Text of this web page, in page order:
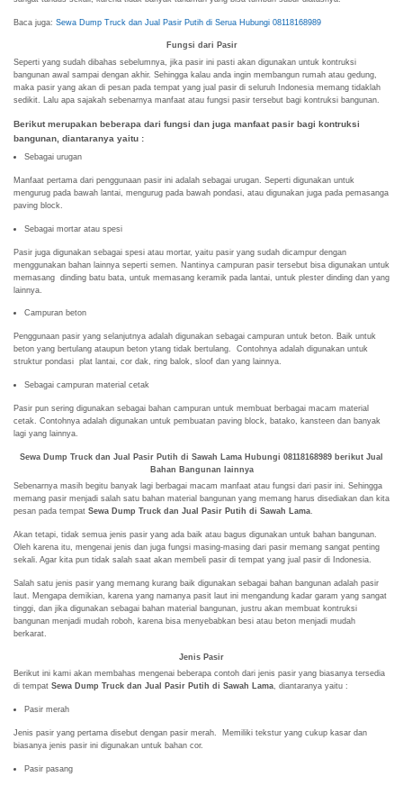
Baca juga: Sewa Dump Truck dan Jual Pasir Putih di Serua Hubungi 08118168989
Fungsi dari Pasir
Seperti yang sudah dibahas sebelumnya, jika pasir ini pasti akan digunakan untuk kontruksi
bangunan awal sampai dengan akhir. Sehingga kalau anda ingin membangun rumah atau gedung,
maka pasir yang akan di pesan pada tempat yang jual pasir di seluruh Indonesia memang tidaklah
sedikit. Lalu apa sajakah sebenarnya manfaat atau fungsi pasir tersebut bagi kontruksi bangunan.
Berikut merupakan beberapa dari fungsi dan juga manfaat pasir bagi kontruksi
bangunan, diantaranya yaitu :
Sebagai urugan
Manfaat pertama dari penggunaan pasir ini adalah sebagai urugan. Seperti digunakan untuk
mengurug pada bawah lantai, mengurug pada bawah pondasi, atau digunakan juga pada pemasanga
paving block.
Sebagai mortar atau spesi
Pasir juga digunakan sebagai spesi atau mortar, yaitu pasir yang sudah dicampur dengan
menggunakan bahan lainnya seperti semen. Nantinya campuran pasir tersebut bisa digunakan untuk
memasang dinding batu bata, untuk memasang keramik pada lantai, untuk plester dinding dan yang
lainnya.
Campuran beton
Penggunaan pasir yang selanjutnya adalah digunakan sebagai campuran untuk beton. Baik untuk
beton yang bertulang ataupun beton ytang tidak bertulang. Contohnya adalah digunakan untuk
struktur pondasi plat lantai, cor dak, ring balok, sloof dan yang lainnya.
Sebagai campuran material cetak
Pasir pun sering digunakan sebagai bahan campuran untuk membuat berbagai macam material
cetak. Contohnya adalah digunakan untuk pembuatan paving block, batako, kansteen dan banyak
lagi yang lainnya.
Sewa Dump Truck dan Jual Pasir Putih di Sawah Lama Hubungi 08118168989 berikut Jual
Bahan Bangunan lainnya
Sebenarnya masih begitu banyak lagi berbagai macam manfaat atau fungsi dari pasir ini. Sehingga
memang pasir menjadi salah satu bahan material bangunan yang memang harus disediakan dan kita
pesan pada tempat Sewa Dump Truck dan Jual Pasir Putih di Sawah Lama.
Akan tetapi, tidak semua jenis pasir yang ada baik atau bagus digunakan untuk bahan bangunan.
Oleh karena itu, mengenai jenis dan juga fungsi masing-masing dari pasir memang sangat penting
sekali. Agar kita pun tidak salah saat akan membeli pasir di tempat yang jual pasir di Indonesia.
Salah satu jenis pasir yang memang kurang baik digunakan sebagai bahan bangunan adalah pasir
laut. Mengapa demikian, karena yang namanya pasit laut ini mengandung kadar garam yang sangat
tinggi, dan jika digunakan sebagai bahan material bangunan, justru akan membuat kontruksi
bangunan menjadi mudah roboh, karena bisa menyebabkan besi atau beton menjadi mudah
berkarat.
Jenis Pasir
Berikut ini kami akan membahas mengenai beberapa contoh dari jenis pasir yang biasanya tersedia
di tempat Sewa Dump Truck dan Jual Pasir Putih di Sawah Lama, diantaranya yaitu :
Pasir merah
Jenis pasir yang pertama disebut dengan pasir merah. Memiliki tekstur yang cukup kasar dan
biasanya jenis pasir ini digunakan untuk bahan cor.
Pasir pasang